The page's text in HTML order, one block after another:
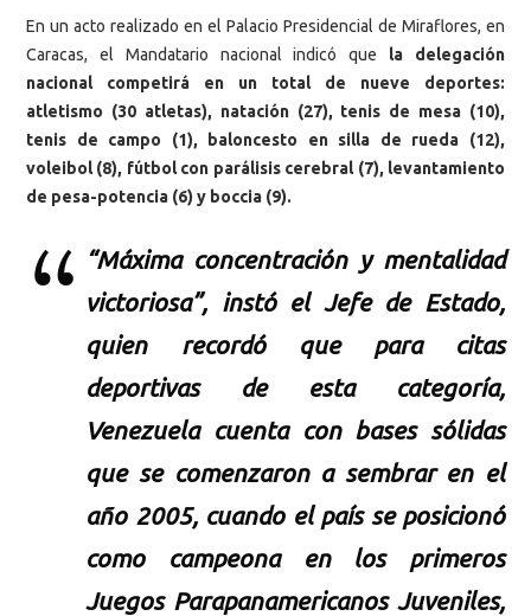
En un acto realizado en el Palacio Presidencial de Miraflores, en
Caracas, el Mandatario nacional indicó que la delegación
nacional competirá en un total de nueve deportes:
atletismo (30 atletas), natación (27), tenis de mesa (10),
tenis de campo (1), baloncesto en silla de rueda (12),
voleibol (8), fútbol con parálisis cerebral (7), levantamiento
de pesa-potencia (6) y boccia (9).
“Máxima concentración y mentalidad
victoriosa”, instó el Jefe de Estado,
quien recordó que para citas
deportivas de esta categoría,
Venezuela cuenta con bases sólidas
que se comenzaron a sembrar en el
año 2005, cuando el país se posicionó
como campeona en los primeros
Juegos Parapanamericanos Juveniles,